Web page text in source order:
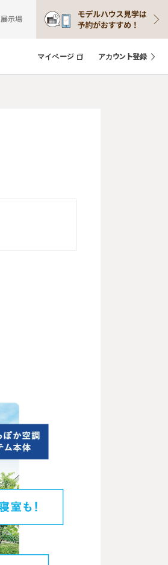
示場
マイページ アカウント登録